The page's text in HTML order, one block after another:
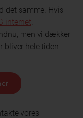
det samme. Hvis
internet.
men vi dækker
bliver hele tiden
vores